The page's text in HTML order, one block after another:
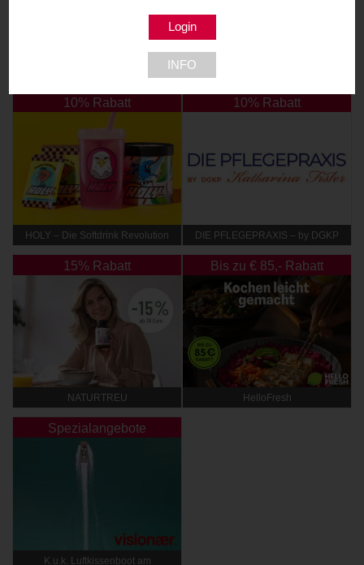
10% Rabatt
HOLY – Die Softdrink Revolution
10% Rabatt
DIE PFLEGEPRAXIS – by DGKP
15% Rabatt
NATURTREU
Bis zu € 85,- Rabatt
HelloFresh
Spezialangebote
K.u.k. Luftkissenboot am
INFO